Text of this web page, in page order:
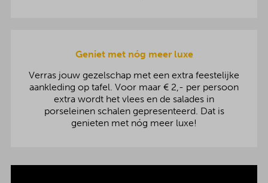
Geniet met nóg meer luxe
Verras jouw gezelschap met een extra feestelijke
aankleding op tafel. Voor maar € 2,- per persoon
extra wordt het vlees en de salades in
porseleinen schalen gepresenteerd. Dat is
genieten met nóg meer luxe!